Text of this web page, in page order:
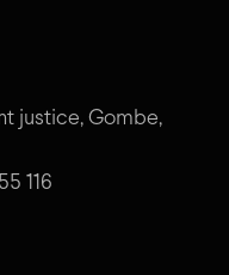
justice, Gombe,
116